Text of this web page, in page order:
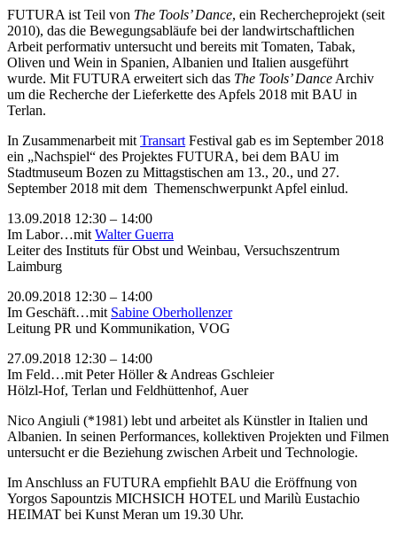
FUTURA ist Teil von The Tools’ Dance, ein Rechercheprojekt (seit
2010), das die Bewegungsabläufe bei der landwirtschaftlichen
Arbeit performativ untersucht und bereits mit Tomaten, Tabak,
Oliven und Wein in Spanien, Albanien und Italien ausgeführt
wurde. Mit FUTURA erweitert sich das The Tools’ Dance Archiv
um die Recherche der Lieferkette des Apfels 2018 mit BAU in
Terlan.
In Zusammenarbeit mitTransart Festival gab es im September 2018
ein „Nachspiel“ des Projektes FUTURA, bei dem BAU im
Stadtmuseum Bozen zu Mittagstischen am 13., 20., und 27.
September 2018 mit dem Themenschwerpunkt Apfel einlud.
13.09.2018 12:30 – 14:00
Im Labor…mitWalter Guerra
Leiter des Instituts für Obst und Weinbau, Versuchszentrum
Laimburg
20.09.2018 12:30 – 14:00
Im Geschäft…mit Sabine Oberhollenzer
Leitung PR und Kommunikation, VOG
27.09.2018 12:30 – 14:00
Im Feld…mit Peter Höller & Andreas Gschleier
Hölzl-Hof, Terlan und Feldhüttenhof, Auer
Nico Angiuli (*1981) lebt und arbeitet als Künstler in Italien und
Albanien. In seinen Performances, kollektiven Projekten und Filmen
untersucht er die Beziehung zwischen Arbeit und Technologie.
Im Anschluss an FUTURA empfiehlt BAU die Eröffnung von
Yorgos Sapountzis MICHSICH HOTEL und Marilù Eustachio
HEIMAT bei Kunst Meran um 19.30 Uhr.